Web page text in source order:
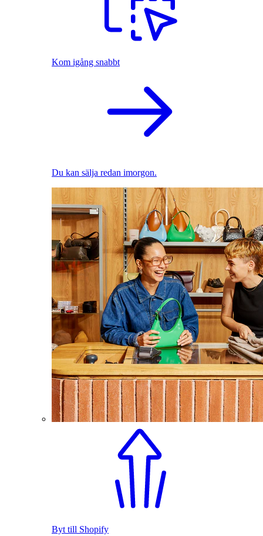
Kom igång snabbt
Du kan sälja redan imorgon.
Byt till Shopify